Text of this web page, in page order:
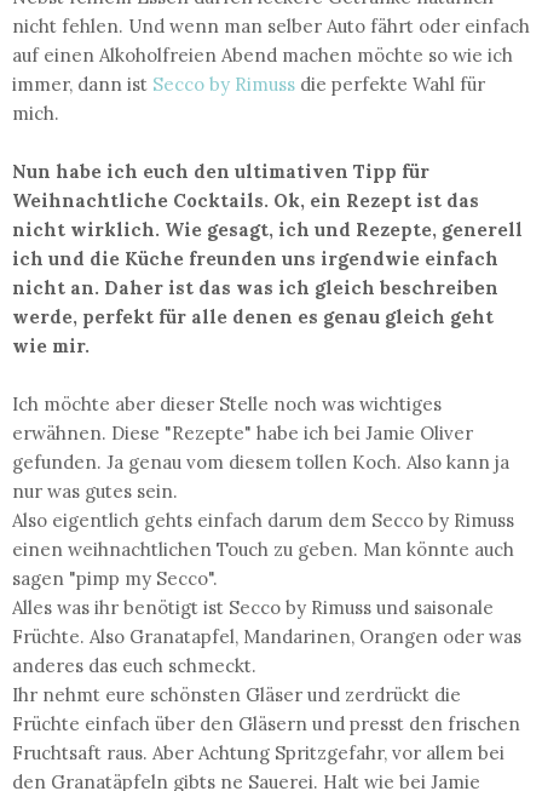
nicht fehlen. Und wenn man selber Auto fährt oder einfach
auf einen Alkoholfreien Abend machen möchte so wie ich
immer, dann ist Secco by Rimuss die perfekte Wahl für
mich.
Nun habe ich euch den ultimativen Tipp für
Weihnachtliche Cocktails. Ok, ein Rezept ist das
nicht wirklich. Wie gesagt, ich und Rezepte, generell
ich und die Küche freunden uns irgendwie einfach
nicht an. Daher ist das was ich gleich beschreiben
werde, perfekt für alle denen es genau gleich geht
wie mir.
Ich möchte aber dieser Stelle noch was wichtiges
erwähnen. Diese "Rezepte" habe ich bei Jamie Oliver
gefunden. Ja genau vom diesem tollen Koch. Also kann ja
nur was gutes sein.
Also eigentlich gehts einfach darum dem Secco by Rimuss
einen weihnachtlichen Touch zu geben. Man könnte auch
sagen "pimp my Secco".
Alles was ihr benötigt ist Secco by Rimuss und saisonale
Früchte. Also Granatapfel, Mandarinen, Orangen oder was
anderes das euch schmeckt.
Ihr nehmt eure schönsten Gläser und zerdrückt die
Früchte einfach über den Gläsern und presst den frischen
Fruchtsaft raus. Aber Achtung Spritzgefahr, vor allem bei
den Granatäpfeln gibts ne Sauerei. Halt wie bei Jamie